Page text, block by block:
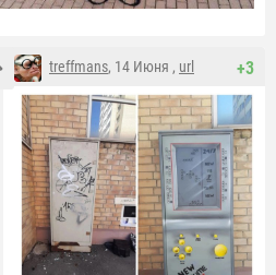
+3
treffmans, 14 Июня , url